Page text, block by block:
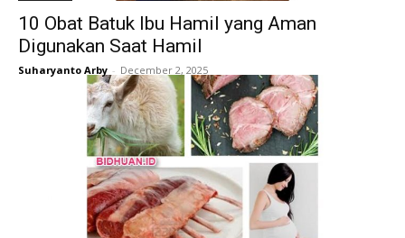
10 Obat Batuk Ibu Hamil yang Aman
Digunakan Saat Hamil
Suharyanto Arby - December 2, 2025